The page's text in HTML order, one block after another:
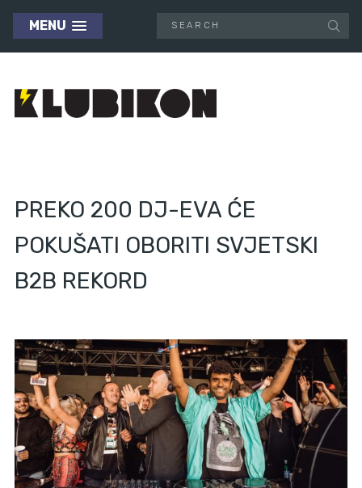
MENU
PREKO 200 DJ-EVA ĆE
POKUŠATI OBORITI SVJETSKI
B2B REKORD